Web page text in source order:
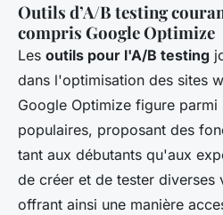
Outils d’A/B testing
compris Google Optimize
Les outils pour l'A/B testing
dans l'optimisation des sites
Google Optimize figure parmi
populaires, proposant des
tant aux débutants qu'aux
de créer et de tester diverses
offrant ainsi une manière